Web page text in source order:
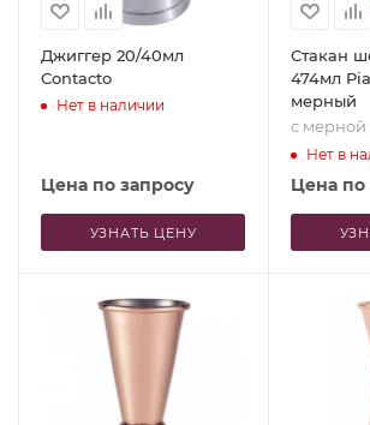
Джиггер 20/40мл
Contacto
Нет в наличии
Цена по запросу
УЗНАТЬ ЦЕНУ
Стакан
474мл
мерный
с
Нет в
Цена по